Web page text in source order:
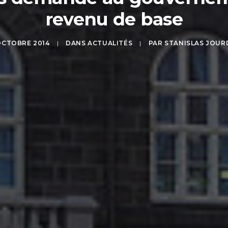
revenu de base
2014 | DANSACTUALITÉS | PARSTANISLAS